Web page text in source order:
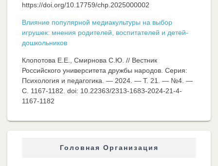
https://doi.org/10.17759/chp.2025000002
Влияние популярной медиакультуры на выбор
игрушек: мнения родителей, воспитателей и детей-
дошкольников
Клопотова Е.Е., Смирнова С.Ю. // Вестник
Российского университета дружбы народов. Серия:
Психология и педагогика. — 2024. — Т. 21. — №4. —
C. 1167-1182. doi: 10.22363/2313-1683-2024-21-4-
1167-1182
Головная Организация